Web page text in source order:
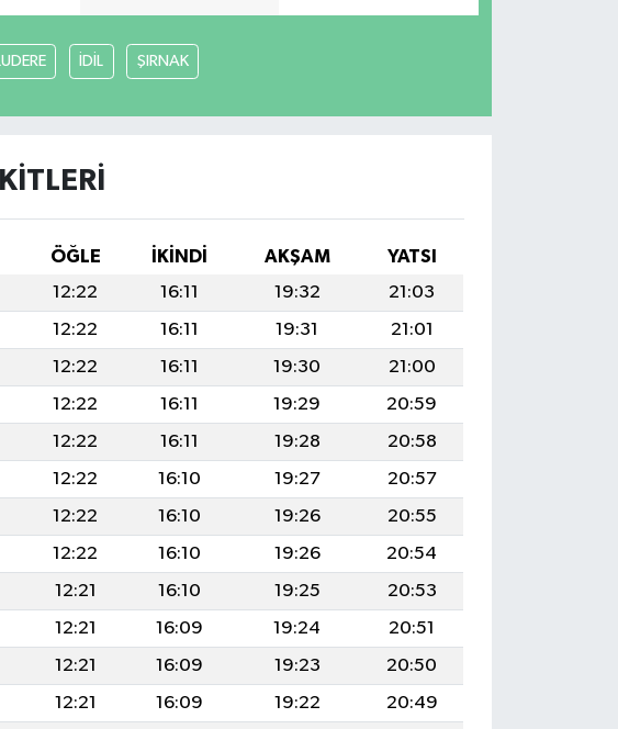
İDİL ŞIRNAK
ÖĞLE İKINDI AKŞAM
YATSI
12:22 16:11 19:32
21:03
12:22 16:11 19:31
21:01
12:22 16:11 19:30
21:00
12:22 16:11 19:29
20:59
12:22 16:11 19:28
20:58
12:22 16:10 19:27
20:57
12:22 16:10 19:26
20:55
12:22 16:10 19:26
20:54
12:21 16:10 19:25
20:53
12:21 16:09 19:24
20:51
12:21 16:09 19:23
20:50
12:21 16:09 19:22
20:49